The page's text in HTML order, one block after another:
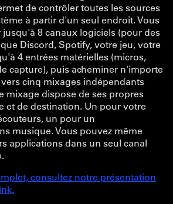
de contrôler toutes les sources
à partir d'un seul endroit. Vous
8 canaux logiciels (pour des
Discord, Spotify, votre jeu, votre
4 entrées matérielles (micros,
capture), puis acheminer n'importe
cinq mixages indépendants
mixage dispose de ses propres
et de destination. Un pour votre
un pour un
musique. Vous pouvez même
applications dans un seul canal
consultez notre présentation